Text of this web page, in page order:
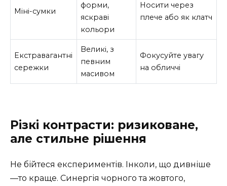
Міні-сумки
форми,
яскраві
кольори
Носити через
плече або як клатч
Екстравагантні
сережки
Великі, з
певним
масивом
Фокусуйте увагу
на обличчі
Різкі контрасти: ризиковане,
але стильне рішення
Не бійтеся експериментів. Інколи, що дивніше
—то краще. Синергія чорного та жовтого,